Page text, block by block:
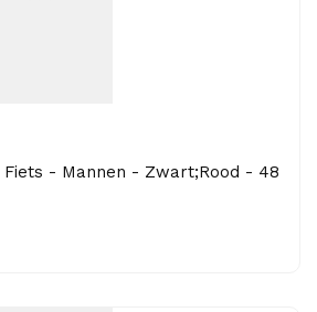
- Mannen - Zwart;Rood - 48